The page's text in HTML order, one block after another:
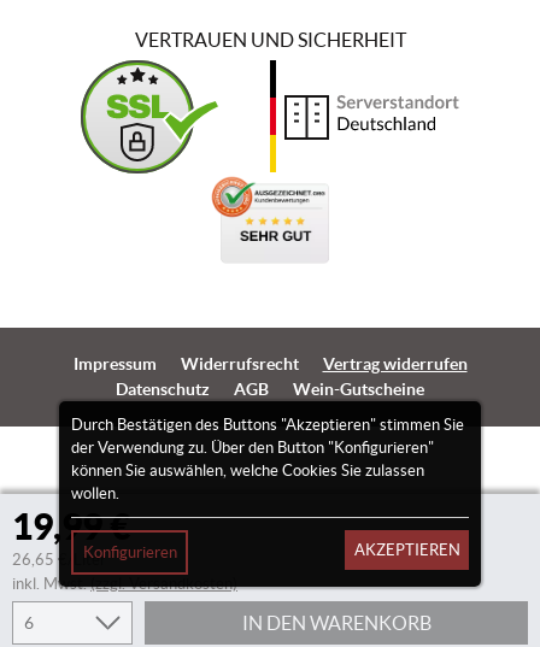
19,99 €
26,65 €/Liter
inkl. Mwst.(zzgl. Versandkosten)
IN DEN WARENKORB
Durch Bestätigen des Buttons "Akzeptieren" stimmen Sie
der Verwendung zu. Über den Button "Konfigurieren"
können Sie auswählen, welche Cookies Sie zulassen
wollen.
Konfigurieren AKZEPTIEREN
VERTRAUEN UND SICHERHEIT
Impressum Widerrufsrecht
Vertrag widerrufen
Datenschutz
AGB Wein-Gutscheine